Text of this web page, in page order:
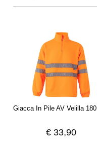
Giacca In Pile AV Velilla 180
€ 33,90